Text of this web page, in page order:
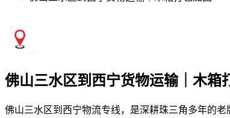
佛山三水区到西宁货物运输｜木箱
佛山三水区到西宁物流专线，是深耕珠三角多年的